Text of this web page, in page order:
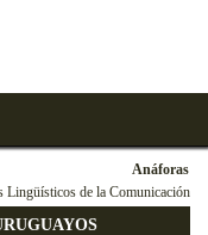
Anáforas
Lingüísticos de la Comunicación